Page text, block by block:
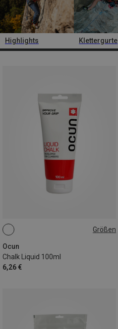
Highlights Klettergurte
Größen
Ocun
Chalk Liquid 100ml
6,26 €
100ML